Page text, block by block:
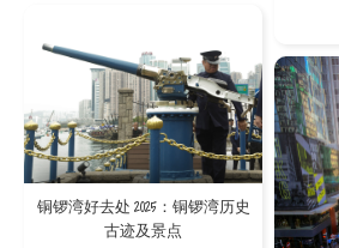
铜锣湾好去处 2025：铜锣湾历史
古迹及景点